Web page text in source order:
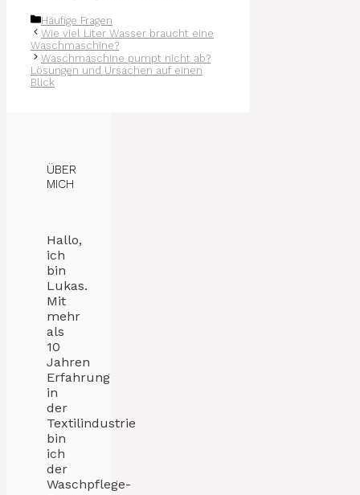
Kategorien
Häufige Fragen
Wie viel Liter Wasser braucht eine
Waschmaschine?
Waschmaschine pumpt nicht ab?
Lösungen und Ursachen auf einen
Blick
ÜBER
MICH
Hallo,
ich
bin
Lukas.
Mit
mehr
als
10
Jahren
Erfahrung
in
der
Textilindustrie
bin
ich
der
Waschpflege-